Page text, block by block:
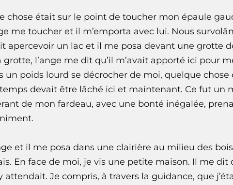
chose était sur le point de toucher mon épaule
me toucher et il m’emporta avec lui. Nous
apercevoir un lac et il me posa devant une grotte
grotte, l’ange me dit qu’il m’avait apporté ici pour
un poids lourd se décrocher de moi, quelque chose
devait être lâché ici et maintenant. Ce fut un
de mon fardeau, avec une bonté inégalée,
et il me posa dans une clairière au milieu des
En face de moi, je vis une petite maison. Il me dit
attendait. Je compris, à travers la guidance, que